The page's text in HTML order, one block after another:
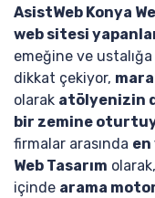
AsistWeb Konya
web sitesi
emeğine ve ustalığa
dikkat çekiyor,
olarak atölyenizin
bir zemine
firmalar arasında en
Web Tasarım olarak,
içinde arama